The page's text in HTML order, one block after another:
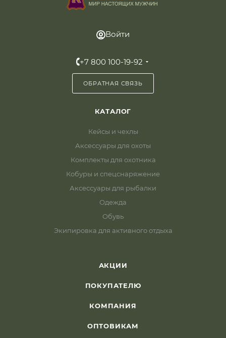
Войти
+7 800 100-19-92
ОБРАТНАЯ СВЯЗЬ
КАТАЛОГ
Кейсы и чехлы
Аксессуары для охоты
Комплекты для охотника
Кобуры и спецснаряжение
Аксессуары для рыбалки
Одежда
Обувь
Экипировка для активного отдыха
АКЦИИ
ПОКУПАТЕЛЮ
КОМПАНИЯ
ОПТОВИКАМ